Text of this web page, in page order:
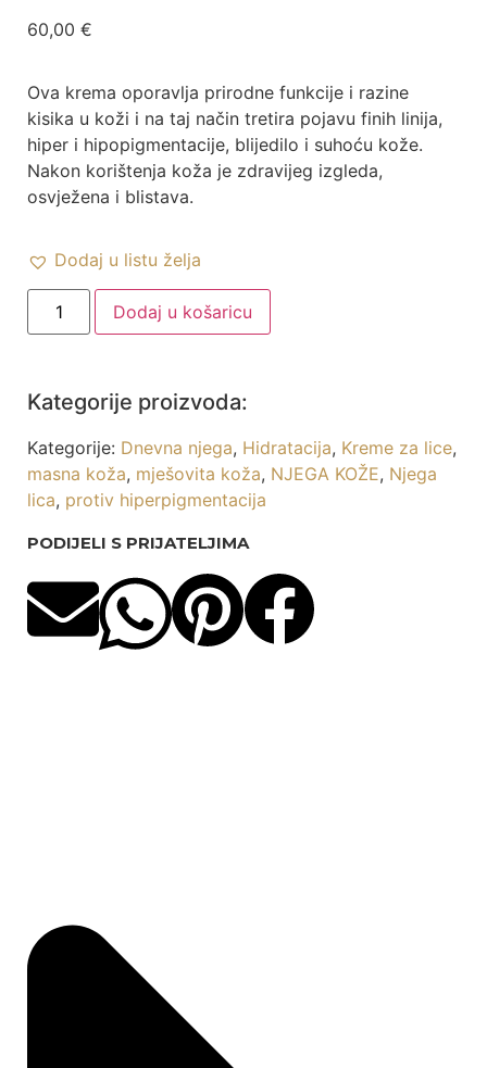
60,00 €
Ova krema oporavlja prirodne funkcije i razine
kisika u koži i na taj način tretira pojavu finih linija,
hiper i hipopigmentacije, blijedilo i suhoću kože.
Nakon korištenja koža je zdravijeg izgleda,
osvježena i blistava.
Dodaj u listu želja
Dodaj u košaricu
Kategorije proizvoda:
Kategorije: Dnevna njega, Hidratacija, Kreme za lice,
masna koža, mješovita koža, NJEGA KOŽE, Njega
lica, protiv hiperpigmentacija
PODIJELI S PRIJATELJIMA